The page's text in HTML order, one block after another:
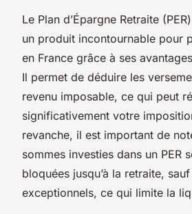
Le Plan d’Épargne Retraite
un produit incontournable pour
en France grâce à ses
Il permet de déduire les
revenu imposable, ce qui peut
significativement votre
revanche, il est important de
sommes investies dans un PER
bloquées jusqu’à la retraite,
exceptionnels, ce qui limite la